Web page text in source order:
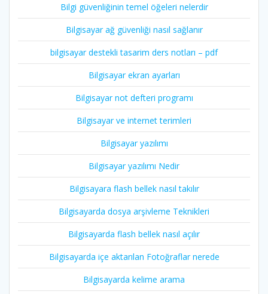
Bilgi güvenliğinin temel öğeleri nelerdir
Bilgisayar ağ güvenliği nasıl sağlanır
bilgisayar destekli tasarim ders notları – pdf
Bilgisayar ekran ayarları
Bilgisayar not defteri programı
Bilgisayar ve internet terimleri
Bilgisayar yazılımı
Bilgisayar yazılımı Nedir
Bilgisayara flash bellek nasıl takılır
Bilgisayarda dosya arşivleme Teknikleri
Bilgisayarda flash bellek nasıl açılır
Bilgisayarda içe aktarılan Fotoğraflar nerede
Bilgisayarda kelime arama